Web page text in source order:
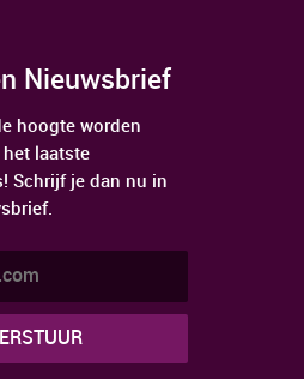
Nieuwsbrief
hoogte worden
laatste
Schrijf je dan nu in